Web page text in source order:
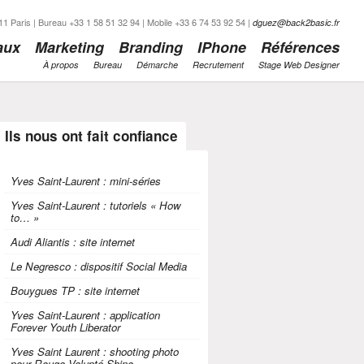
Paris | Bureau +33 1 58 51 32 94 | Mobile +33 6 74 53 92 54 | dguez@back2basic.fr
Marketing Branding IPhone Références
À propos Bureau Démarche Recrutement Stage Web Designer
Ils nous ont fait confiance
Yves Saint-Laurent : mini-séries
Yves Saint-Laurent : tutoriels « How
to… »
Audi Aliantis : site internet
Le Negresco : dispositif Social Media
Bouygues TP : site internet
Yves Saint-Laurent : application
Forever Youth Liberator
Yves Saint Laurent : shooting photo